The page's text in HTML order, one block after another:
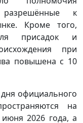
к
Кроме того,
присадок и
при
повышена с 10
официального
на
2026 года, а